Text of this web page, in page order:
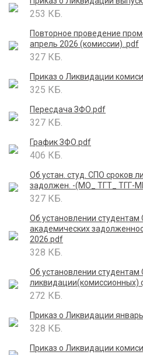
253 КБ.
Повторное проведение
апрель 2026 (комиссии)..pdf
327 КБ.
Приказ о Ликвидации
325 КБ.
Пересдача ЗФО.pdf
327 КБ.
График ЗФО.pdf
406 КБ.
Об устан. студ. СПО сроков ликвидации академ.
задолжен. -(МО_ ТГТ_ ТГГ-
327 КБ.
Об установлении студентам СПО сроков
академических
2026.pdf
328 КБ.
Об установлении
ликвидации(комиссионных)
272 КБ.
Приказ о Ликвидации
328 КБ.
Приказ о Ликвидации